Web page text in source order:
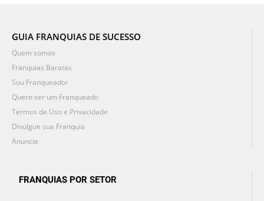
GUIA FRANQUIAS DE SUCESSO
Quem somos
Franquias Baratas
Sou Franqueador
Quero ser um Franqueado
Termos de Uso e Privacidade
Divulgue sua Franquia
Anuncie
FRANQUIAS POR SETOR